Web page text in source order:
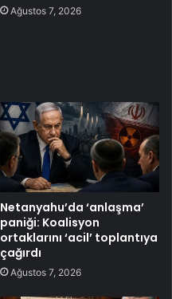
Ağustos 7, 2026
Netanyahu’da ‘anlaşma’
paniği: Koalisyon
ortaklarını ‘acil’ toplantıya
çağırdı
Ağustos 7, 2026